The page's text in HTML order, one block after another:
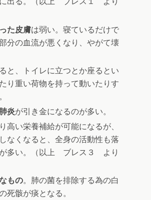
た皮膚は弱い。寝ているだけで
分の血流が悪くなり、やがて壊
と、トイレに立つとか座るとい
り重い荷物を持って動いたりす
炎が引き金になるのが多い。
高い栄養補給が可能になるが、
なくなると、全身の活動性も落
多い。（以上 ブレス３ より
もの。肺の菌を排除する為の白
死骸が痰となる。